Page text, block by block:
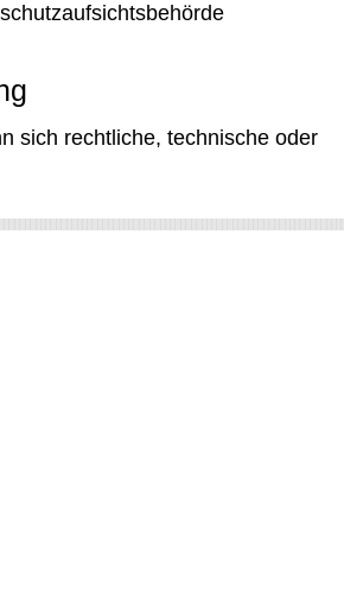
sich rechtliche, technische oder